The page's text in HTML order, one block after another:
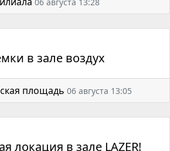
в зале воздух
площадь 06 августа 13:05
локация в зале LAZER!